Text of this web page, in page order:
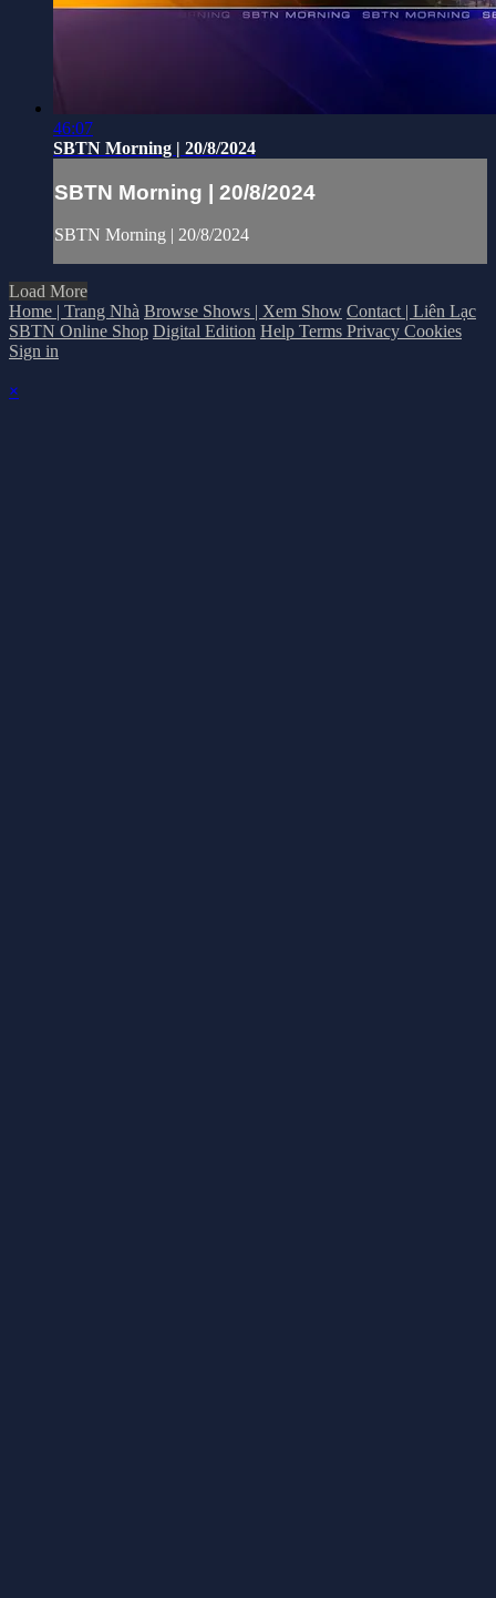
46:07
SBTN Morning | 20/8/2024
SBTN Morning | 20/8/2024
SBTN Morning | 20/8/2024
Load More
Home | Trang Nhà Browse Shows | Xem Show Contact | Liên Lạc
SBTN Online Shop Digital Edition Help Terms Privacy Cookies
Sign in
×